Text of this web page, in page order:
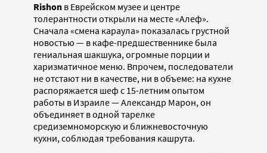
Rishon в Еврейском музее и центре
толерантности открыли на месте «Алеф».
Сначала «смена караула» показалась грустной
новостью — в кафе-предшественнике была
гениальная шакшука, огромные порции и
харизматичное меню. Впрочем, последователи
не отстают ни в качестве, ни в объеме: на кухне
распоряжается шеф с 15-летним опытом
работы в Израиле — Александр Марон, он
объединяет в одной тарелке
средиземноморскую и ближневосточную
кухни, соблюдая требования кашрута.